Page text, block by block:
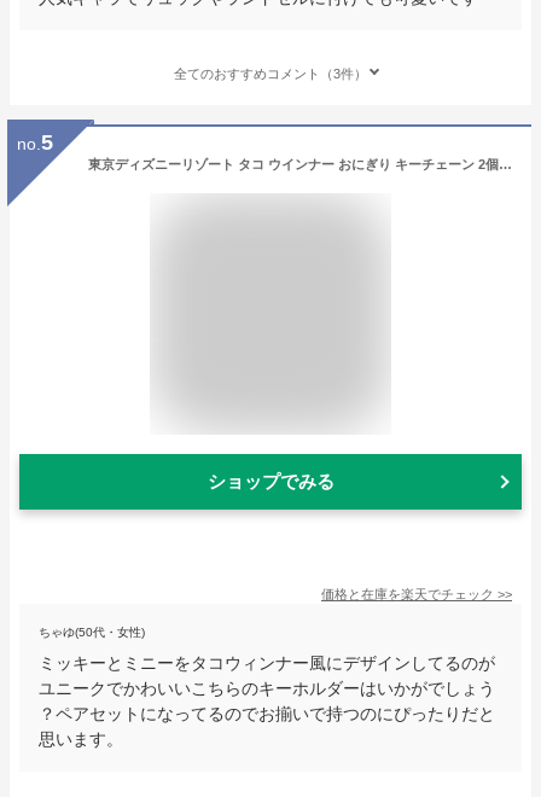
全てのおすすめコメント（3件）
no. 5
東京ディズニーリゾート タコ ウインナー おにぎり キーチェーン 2個セット ディズニー 通販 お土産 おみやげ ミッキーミニー 無料 ギフトラッピング TDR ディズニーシー ディズニーランド キーホルダー 弁当 たこ
ショップでみる
価格と在庫を楽天でチェック >>
ちゃゆ(50代・女性)
ミッキーとミニーをタコウィンナー風にデザインしてるのが
ユニークでかわいいこちらのキーホルダーはいかがでしょう
？ペアセットになってるのでお揃いで持つのにぴったりだと
思います。